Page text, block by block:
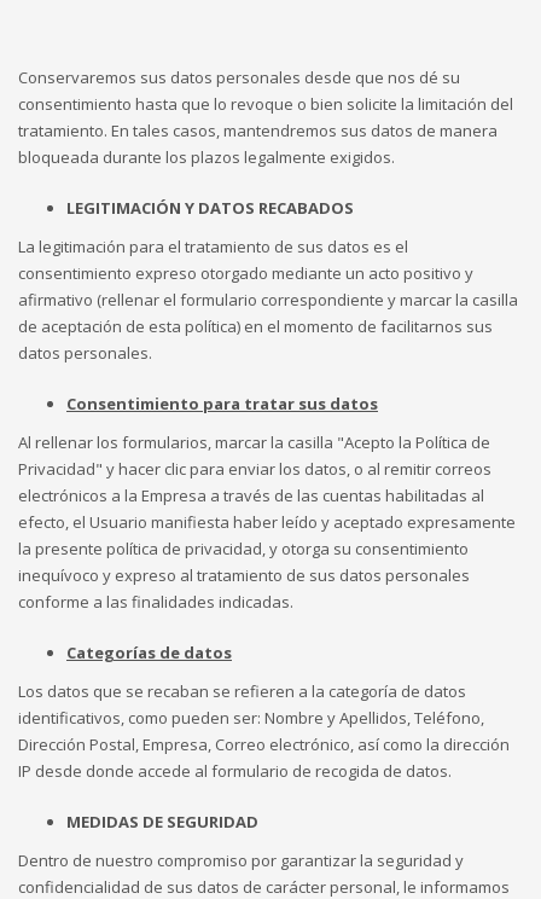
Conservaremos sus datos personales desde que nos dé su
consentimiento hasta que lo revoque o bien solicite la limitación del
tratamiento. En tales casos, mantendremos sus datos de manera
bloqueada durante los plazos legalmente exigidos.
LEGITIMACIÓN Y DATOS RECABADOS
La legitimación para el tratamiento de sus datos es el
consentimiento expreso otorgado mediante un acto positivo y
afirmativo (rellenar el formulario correspondiente y marcar la casilla
de aceptación de esta política) en el momento de facilitarnos sus
datos personales.
Consentimiento para tratar sus datos
Al rellenar los formularios, marcar la casilla "Acepto la Política de
Privacidad" y hacer clic para enviar los datos, o al remitir correos
electrónicos a la Empresa a través de las cuentas habilitadas al
efecto, el Usuario manifiesta haber leído y aceptado expresamente
la presente política de privacidad, y otorga su consentimiento
inequívoco y expreso al tratamiento de sus datos personales
conforme a las finalidades indicadas.
Categorías de datos
Los datos que se recaban se refieren a la categoría de datos
identificativos, como pueden ser: Nombre y Apellidos, Teléfono,
Dirección Postal, Empresa, Correo electrónico, así como la dirección
IP desde donde accede al formulario de recogida de datos.
MEDIDAS DE SEGURIDAD
Dentro de nuestro compromiso por garantizar la seguridad y
confidencialidad de sus datos de carácter personal, le informamos